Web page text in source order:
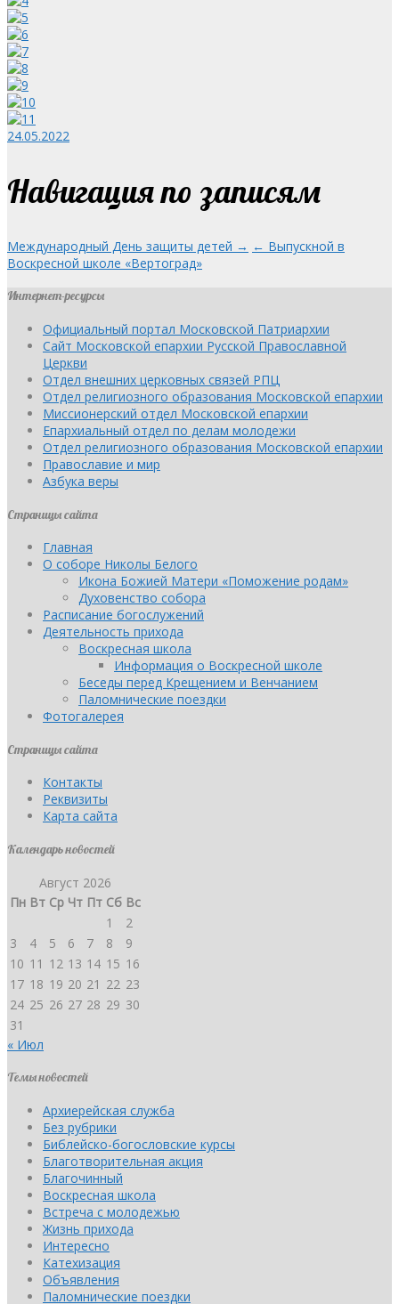
24.05.2022
Навигация по записям
Международный День защиты детей → ← Выпускной в
Воскресной школе «Вертоград»
Интернет-ресурсы
Официальный портал Московской Патриархии
Сайт Московской епархии Русской Православной
Церкви
Отдел внешних церковных связей РПЦ
Отдел религиозного образования Московской епархии
Миссионерский отдел Московской епархии
Епархиальный отдел по делам молодежи
Отдел религиозного образования Московской епархии
Православие и мир
Азбука веры
Страницы сайта
Главная
О соборе Николы Белого
Икона Божией Матери «Поможение родам»
Духовенство собора
Расписание богослужений
Деятельность прихода
Воскресная школа
Информация о Воскресной школе
Беседы перед Крещением и Венчанием
Паломнические поездки
Фотогалерея
Страницы сайта
Контакты
Реквизиты
Карта сайта
Календарь новостей
Август 2026
Пн Вт Ср Чт Пт Сб Вс
1
2
3
4 5 6 7 8
9
10 11 12 13 14 15 16
17 18 19 20 21 22 23
24 25 26 27 28 29 30
31
« Июл
Темы новостей
Архиерейская служба
Без рубрики
Библейско-богословские курсы
Благотворительная акция
Благочинный
Воскресная школа
Встреча с молодежью
Жизнь прихода
Интересно
Катехизация
Объявления
Паломнические поездки